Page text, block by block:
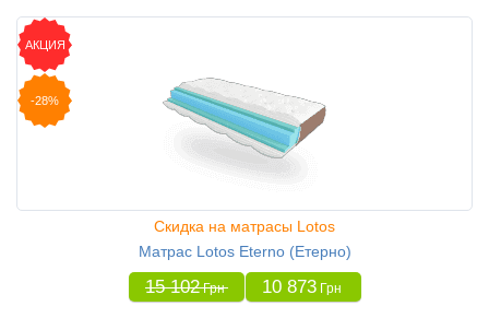
АКЦИЯ
-28%
Скидка на матрасы Lotos
Матрас Lotos Eterno (Етерно)
15 102 Грн 10 873 Грн